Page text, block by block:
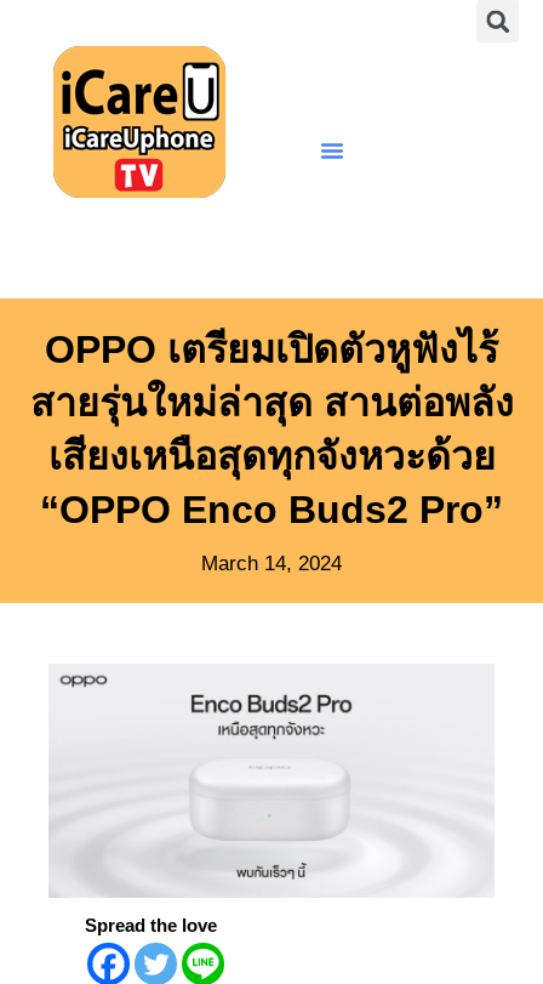
content
OPPO เตรียมเปิดตัวหูฟังไร้
สายรุ่นใหม่ล่าสุด สานต่อพลัง
เสียงเหนือสุดทุกจังหวะด้วย
“OPPO Enco Buds2 Pro”
March 14, 2024
Spread the love